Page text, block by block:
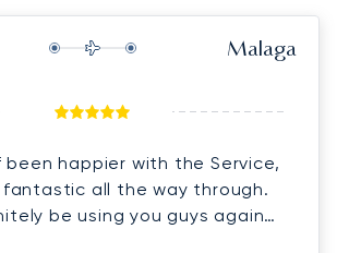
Malaga
happier with the Service,
all the way through.
be using you guys again